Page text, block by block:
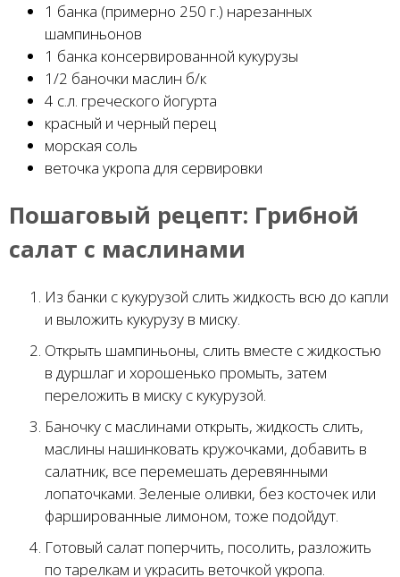
1 банка (примерно 250 г.) нарезанных
шампиньонов
1 банка консервированной кукурузы
1/2 баночки маслин б/к
4 с.л. греческого йогурта
красный и черный перец
морская соль
веточка укропа для сервировки
Пошаговый рецепт: Грибной
салат с маслинами
Из банки с кукурузой слить жидкость всю до капли
и выложить кукурузу в миску.
Открыть шампиньоны, слить вместе с жидкостью
в дуршлаг и хорошенько промыть, затем
переложить в миску с кукурузой.
Баночку с маслинами открыть, жидкость слить,
маслины нашинковать кружочками, добавить в
салатник, все перемешать деревянными
лопаточками. Зеленые оливки, без косточек или
фаршированные лимоном, тоже подойдут.
Готовый салат поперчить, посолить, разложить
по тарелкам и украсить веточкой укропа.